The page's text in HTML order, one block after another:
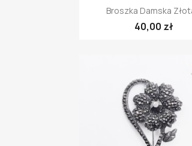
Szybki
Broszka Damska
40,00 zł